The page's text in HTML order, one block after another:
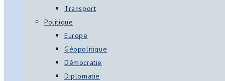
Transport
Politique
Europe
Géopolitique
Démocratie
Diplomatie